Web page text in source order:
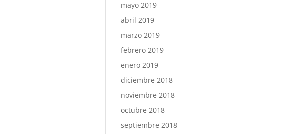
mayo 2019
abril 2019
marzo 2019
febrero 2019
enero 2019
diciembre 2018
noviembre 2018
octubre 2018
septiembre 2018